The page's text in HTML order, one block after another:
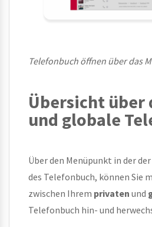
Telefonbuch öffnen über das
Übersicht über
und globale
Über den Menüpunkt in der
des Telefonbuch, können Sie
zwischen Ihrem privaten und
Telefonbuch hin- und